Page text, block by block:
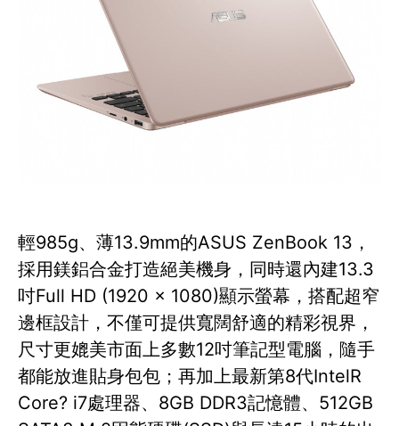
輕985g、薄13.9mm的ASUS ZenBook 13，
採用鎂鋁合金打造絕美機身，同時還內建13.3
吋Full HD (1920 x 1080)顯示螢幕，搭配超窄
邊框設計，不僅可提供寬闊舒適的精彩視界，
尺寸更媲美市面上多數12吋筆記型電腦，隨手
都能放進貼身包包；再加上最新第8代IntelR
Core? i7處理器、8GB DDR3記憶體、512GB